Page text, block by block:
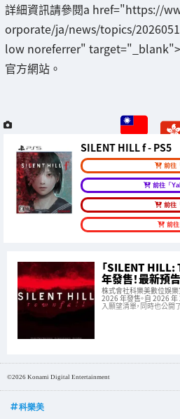
詳細資訊請參閱a href="https://
orporate/ja/news/topics/
low noreferrer" target="_blank">
官方網站。
SILENT HILL f - PS5
前往
前往「
前往
前
「SILENT
年發售！最新預
株式會社科樂美數位娛樂
2026 年發售。自 2026 年
入願望清單，同時也公開
©2026 Konami Digital Entertainment
科樂美